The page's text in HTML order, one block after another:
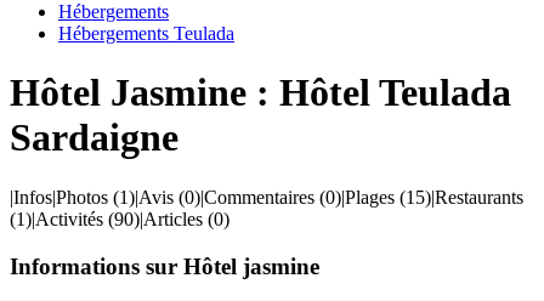
Hébergements
Hébergements Teulada
Hôtel Jasmine : Hôtel Teulada
Sardaigne
|Infos|Photos (1)|Avis (0)|Commentaires (0)|Plages (15)|Restaurants
(1)|Activités (90)|Articles (0)
Informations sur Hôtel jasmine